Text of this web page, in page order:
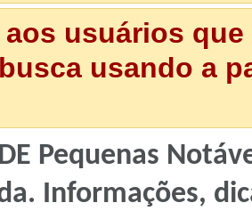
aos usuários
usando a
Pequenas
Informações,